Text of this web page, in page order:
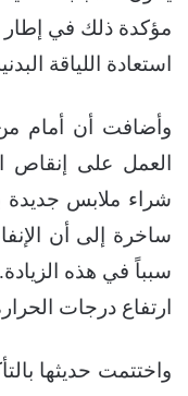
مؤكدة ذلك في
استعادة اللياقة
وأضافت أن أمام من
العمل على إنقاص
شراء ملابس جديدة
ساخرة إلى أن
سبباً في هذه الزيادة.
ارتفاع درجات
واختتمت حديثها